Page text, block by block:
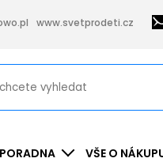
www.svetprodeti.cz
PORADNA VŠE O